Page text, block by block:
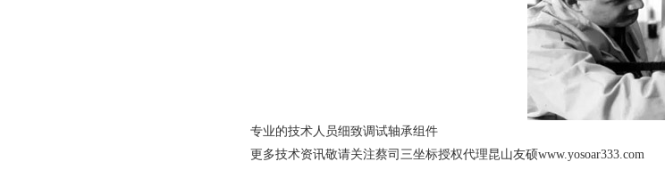
专业的技术人员细致调试轴承组件
更多技术资讯敬请关注蔡司三坐标授权代理昆山友硕www.yosoar333.com